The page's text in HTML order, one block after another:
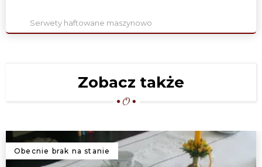
Serwety haftowane maszynowo
Zobacz także
Obecnie brak na stanie